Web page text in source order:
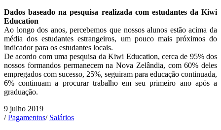
Dados baseado na pesquisa realizada com estudantes da Kiwi
Education
Ao longo dos anos, percebemos que nossos alunos estão acima da
média dos estudantes estrangeiros, um pouco mais próximos do
indicador para os estudantes locais.
De acordo com uma pesquisa da Kiwi Education, cerca de 95% dos
nossos formandos permanecem na Nova Zelândia, com 60% deles
empregados com sucesso, 25%, seguiram para educação continuada,
6% continuam a procurar trabalho em seu primeiro ano após a
graduação.
9 julho 2019
/ Pagamentos/ Salários